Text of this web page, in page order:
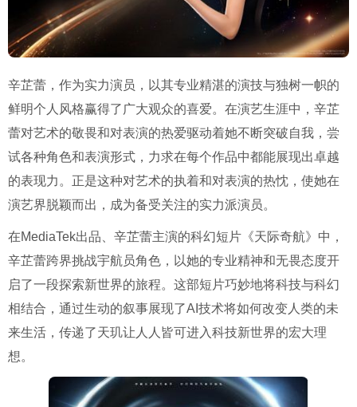
辛芷蕾，作为实力演员，以其专业精湛的演技与独树一帜的
鲜明个人风格赢得了广大观众的喜爱。在演艺生涯中，辛芷
蕾对艺术的敬畏和对表演的热爱驱动着她不断突破自我，尝
试各种角色和表演形式，力求在每个作品中都能展现出卓越
的表现力。正是这种对艺术的执着和对表演的热忱，使她在
演艺界脱颖而出，成为备受关注的实力派演员。
在MediaTek出品、辛芷蕾主演的科幻短片《天际奇航》中，
辛芷蕾跨界挑战宇航员角色，以她的专业精神和无畏态度开
启了一段探索新世界的旅程。这部短片巧妙地将科技与科幻
相结合，通过生动的叙事展现了AI技术将如何改变人类的未
来生活，传递了天玑让人人皆可进入科技新世界的宏大理
想。